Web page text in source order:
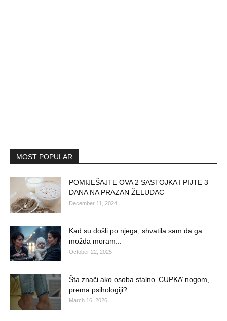
MOST POPULAR
POMIJEŠAJTE OVA 2 SASTOJKA I PIJTE 3
DANA NA PRAZAN ŽELUDAC
December 11, 2024
Kad su došli po njega, shvatila sam da ga
možda moram...
October 22, 2025
Šta znači ako osoba stalno ‘CUPKA’ nogom,
prema psihologiji?
March 16, 2026